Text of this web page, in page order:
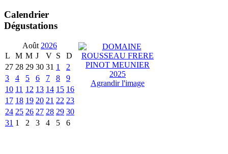
Calendrier
Dégustations
Août 2026
L
M M J V S
D
27 28 29 30 31 1
2
3
4 5 6 7 8
9
10 11 12 13 14 15 16
17 18 19 20 21 22 23
24 25 26 27 28 29 30
31 1 2 3 4 5 6
Agrandir l'image